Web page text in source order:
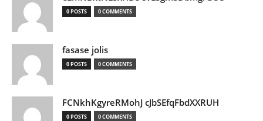
0 POSTS 0 COMMENTS
fasase jolis
0 POSTS 0 COMMENTS
FCNkhKgyreRMohJ cJbSEfqFbdXXRUH
0 POSTS 0 COMMENTS